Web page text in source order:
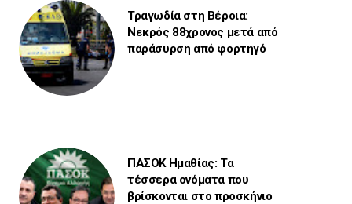
Τραγωδία στη Βέροια:
Νεκρός 88χρονος μετά από
παράσυρση από φορτηγό
ΠΑΣΟΚ Ημαθίας: Τα
τέσσερα ονόματα που
βρίσκονται στο προσκήνιο